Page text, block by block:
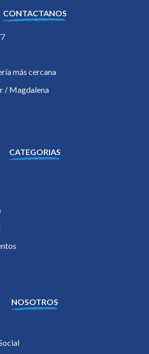
CONTACTANOS
más cercana
/ Magdalena
CATEGORIAS
NOSOTROS